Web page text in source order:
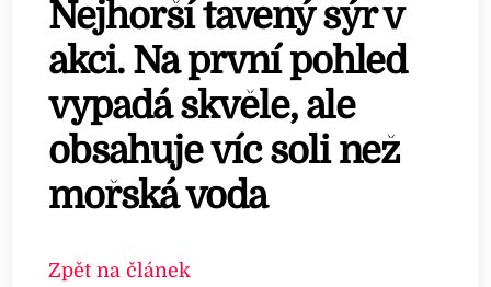
Nejhorší tavený sýr v
akci. Na první pohled
vypadá skvěle, ale
obsahuje víc soli než
mořská voda
Zpět na článek